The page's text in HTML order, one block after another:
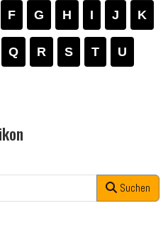
F G H I J K
Q R S T U
Suchen